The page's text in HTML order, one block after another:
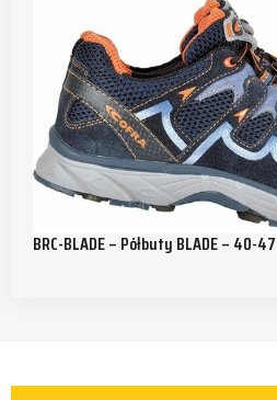
BRC-BLADE – Półbuty BLADE – 40-47